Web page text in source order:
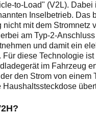
to-Load" (V2L). Dabei
Inselbetrieb. Das
mit dem Stromnetz
am Typ-2-
und damit ein
Für diese Technologie ist
im Fahrzeug
den Strom von einem